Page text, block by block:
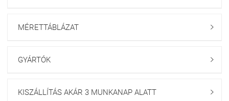
MÉRETTÁBLÁZAT 
GYÁRTÓK 
KISZÁLLÍTÁS AKÁR 3 MUNKANAP ALATT 